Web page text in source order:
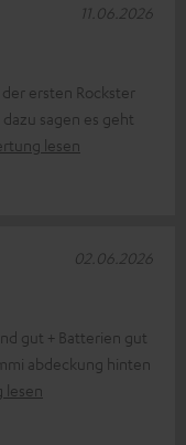
der ersten Rockster
sagen es geht
lesen
11.06.2026
gut + Batterien gut
abdeckung hinten
lesen
02.06.2026